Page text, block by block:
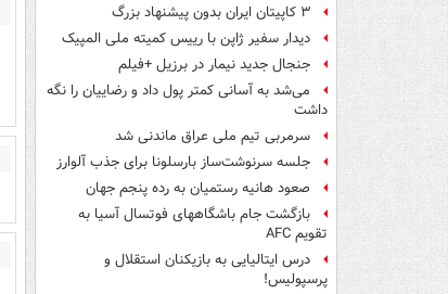
۳ کاپیتان ایران بدون پیشنهاد بزرگ
دیدار سفیر ژاپن با رییس کمیته ملی المپیک
جنجال جدید نیمار در برزیل +فیلم
می‌شد به آسانی کمتر پول داد و رضاییان را نگه
داشت
سرمربی تیم ملی عراق ماندنی شد
جلسه سرنوشت‌ساز بارسلونا برای جذب آلوارز
صعود هانیه رستمیان به رده پنجم جهان
بازگشت جام باشگاههای فوتسال آسیا به
تقویم AFC
درس ایتالیایی‌ به بازیکنان استقلال و
پرسپولیس!